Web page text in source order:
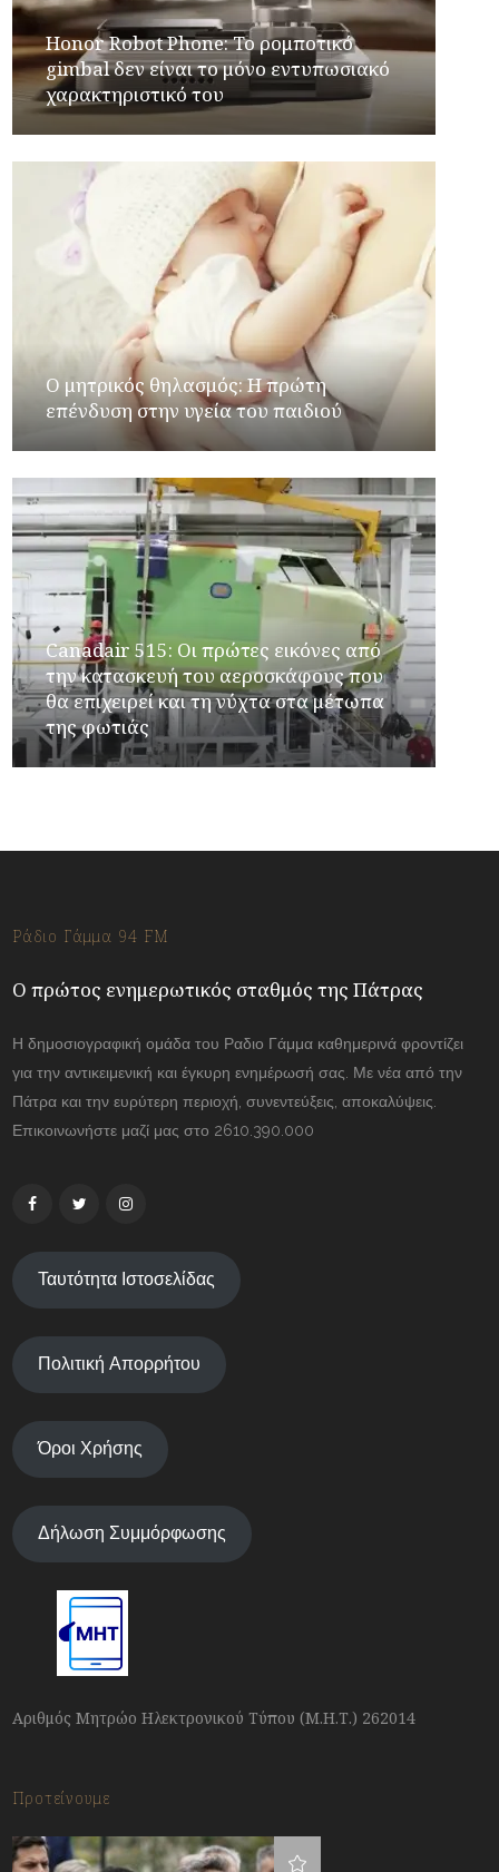
Honor Robot Phone: Το ρομποτικό
gimbal δεν είναι το μόνο εντυπωσιακό
χαρακτηριστικό του
Ο μητρικός θηλασμός: Η πρώτη
επένδυση στην υγεία του παιδιού
Canadair 515: Οι πρώτες εικόνες από
την κατασκευή του αεροσκάφους που
θα επιχειρεί και τη νύχτα στα μέτωπα
της φωτιάς
Ράδιο Γάμμα 94 FM
Ο πρώτος ενημερωτικός σταθμός της Πάτρας
Η δημοσιογραφική ομάδα του Ραδιο Γάμμα καθημερινά φροντίζει
για την αντικειμενική και έγκυρη ενημέρωσή σας. Με νέα από την
Πάτρα και την ευρύτερη περιοχή, συνεντεύξεις, αποκαλύψεις.
Επικοινωνήστε μαζί μας στο 2610.390.000
Ταυτότητα Ιστοσελίδας
Πολιτική Απορρήτου
Όροι Χρήσης
Δήλωση Συμμόρφωσης
Αριθμός Μητρώο Ηλεκτρονικού Τύπου (Μ.Η.Τ.) 262014
Προτείνουμε